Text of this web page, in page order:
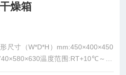
燥箱
尺寸（W*D*H）mm:450×400×450
温度范围:RT+10℃～25